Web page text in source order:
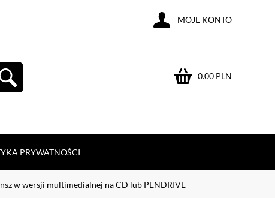
0.00 PLN
MOJE KONTO
PRYWATNOŚCI
w wersji multimedialnej na CD lub PENDRIVE